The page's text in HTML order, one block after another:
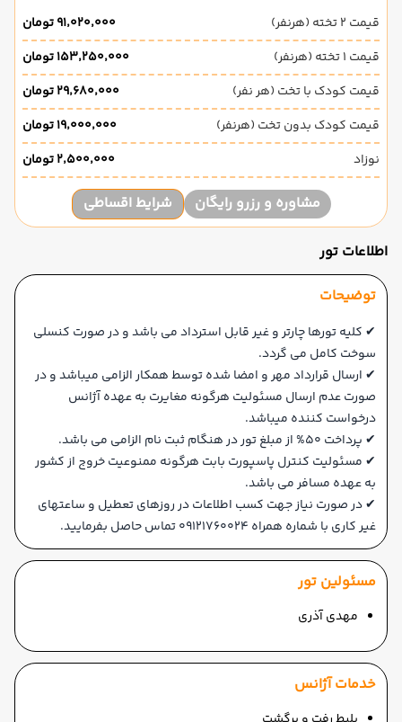
قیمت 2 تخته (هرنفر)
۹۱٬۰۲۰٬۰۰۰ تومان
قیمت 1 تخته (هرنفر)
۱۵۳٬۲۵۰٬۰۰۰ تومان
قیمت کودک با تخت (هر نفر)
۲۹٬۶۸۰٬۰۰۰ تومان
قیمت کودک بدون تخت (هرنفر)
۱۹٬۰۰۰٬۰۰۰ تومان
نوزاد
۲٬۵۰۰٬۰۰۰ تومان
مشاوره و رزرو رایگان شرایط اقساطی
اطلاعات تور
توضیحات
✔ کلیه تورها چارتر و غیر قابل استرداد می باشد و در صورت کنسلی
سوخت کامل می گردد.
✔ ارسال قرارداد مهر و امضا شده توسط همکار الزامی میباشد و در
صورت عدم ارسال مسئولیت هرگونه مغایرت به عهده آژانس
درخواست کننده میباشد.
✔ پرداخت 50% از مبلغ تور در هنگام ثبت نام الزامی می باشد.
✔ مسئولیت کنترل پاسپورت بابت هرگونه ممنوعیت خروج از کشور
به عهده مسافر می باشد.
✔ در صورت نیاز جهت کسب اطلاعات در روزهای تعطیل و ساعتهای
غیر کاری با شماره همراه 09121760024 تماس حاصل بفرمایید.
مسئولین تور
مهدی آذری
خدمات آژانس